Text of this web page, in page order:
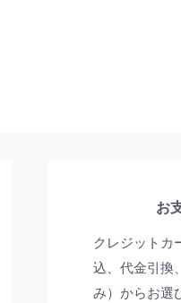
お
クレジットカ
込、代金引換
み）からお選